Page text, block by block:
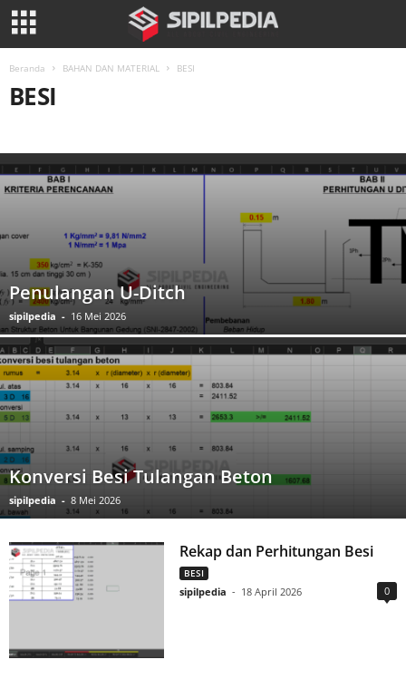
Beranda BAHAN DAN MATERIAL BESI
BESI
Penulangan U-Ditch
sipilpedia - 16 Mei 2026
Konversi Besi Tulangan Beton
sipilpedia - 8 Mei 2026
Rekap dan Perhitungan Besi
BESI
sipilpedia - 18 April 2026 0